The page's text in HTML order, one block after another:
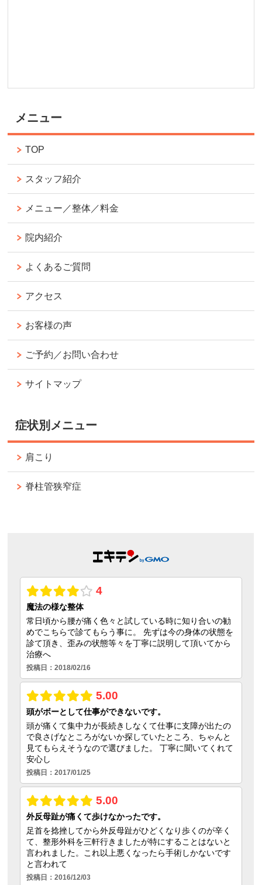
メニュー
TOP
スタッフ紹介
メニュー／整体／料金
院内紹介
よくあるご質問
アクセス
お客様の声
ご予約／お問い合わせ
サイトマップ
症状別メニュー
肩こり
脊柱管狭窄症